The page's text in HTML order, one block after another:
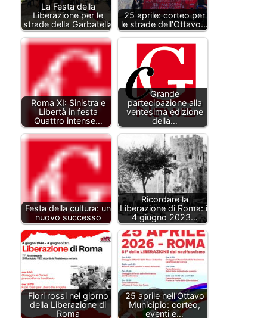
La Festa della
Liberazione per le
strade della Garbatella
25 aprile: corteo per
le strade dell'Ottavo…
Roma XI: Sinistra e
Libertà in festa
Quattro intense…
Grande
partecipazione alla
ventesima edizione
della…
Festa della cultura: un
nuovo successo
Ricordare la
Liberazione di Roma: il
4 giugno 2023…
Fiori rossi nel giorno
della Liberazione di
Roma
25 aprile nell'Ottavo
Municipio: corteo,
eventi e…